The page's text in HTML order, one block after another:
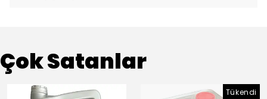
Çok Satanlar
Tükendi